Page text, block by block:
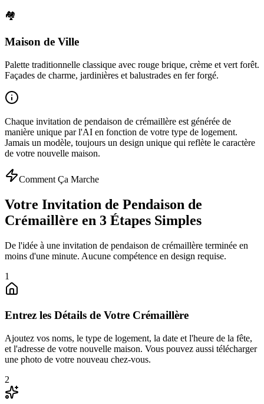
🏘️
Maison de Ville
Palette traditionnelle classique avec rouge brique, crème et vert forêt.
Façades de charme, jardinières et balustrades en fer forgé.
Chaque invitation de pendaison de crémaillère est générée de
manière unique par l'AI en fonction de votre type de logement.
Jamais un modèle, toujours un design unique qui reflète le caractère
de votre nouvelle maison.
Comment Ça Marche
Votre Invitation de Pendaison de
Crémaillère en 3 Étapes Simples
De l'idée à une invitation de pendaison de crémaillère terminée en
moins d'une minute. Aucune compétence en design requise.
1
Entrez les Détails de Votre Crémaillère
Ajoutez vos noms, le type de logement, la date et l'heure de la fête,
et l'adresse de votre nouvelle maison. Vous pouvez aussi télécharger
une photo de votre nouveau chez-vous.
2